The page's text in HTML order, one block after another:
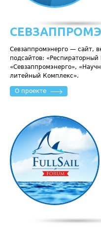
Севзаппромэнерго — сайт,
подсайтов:
«Севзаппромэнерго»,
литейный Комплекс».
О проекте